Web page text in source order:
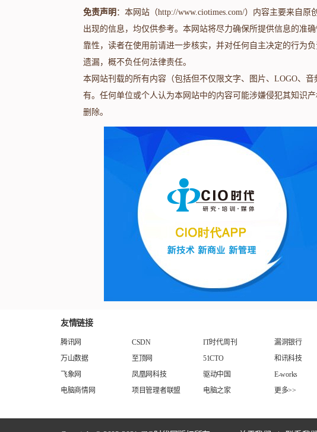
免责声明 ：本网站（http://www.ciotimes.com/）内容主要来自
出现的信息，均仅供参考。本网站将尽力确保所提供信息的准
靠性，读者在使用前请进一步核实，并对任何自主决定的行为
遗漏，概不负任何法律责任。
本网站刊载的所有内容（包括但不仅限文字、图片、LOGO、
有。任何单位或个人认为本网站中的内容可能涉嫌侵犯其知识
删除。
友情链接
腾讯网 CSDN IT时代周刊 漏洞银行
万山数据
至顶网 51CTO 和讯科技
飞象网
凤凰网科技 驱动中国 E-works
电脑商情网
项目管理者联盟 电脑之家 更多>>